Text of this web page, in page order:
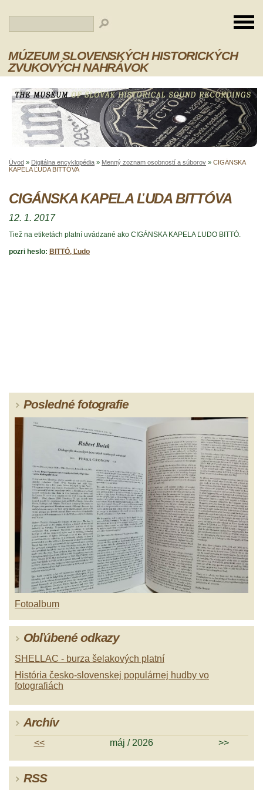
MÚZEUM SLOVENSKÝCH HISTORICKÝCH
ZVUKOVÝCH NAHRÁVOK
Úvod » Digitálna encyklopédia » Menný zoznam osobností a súborov » CIGÁNSKA
KAPELA ĽUDA BITTÓVA
CIGÁNSKA KAPELA ĽUDA BITTÓVA
12. 1. 2017
Tiež na etiketách platní uvádzané ako CIGÁNSKA KAPELA ĽUDO BITTÓ.
pozri heslo: BITTÓ, Ľudo
Posledné fotografie
Fotoalbum
Obľúbené odkazy
SHELLAC - burza šelakových platní
História česko-slovenskej populárnej hudby vo
fotografiách
Archív
<< máj / 2026 >>
RSS